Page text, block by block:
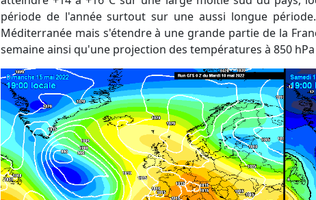
période de l'année surtout sur une aussi longue
Méditerranée mais s'étendre à une grande partie de la
semaine ainsi qu'une projection des températures à 850 hPa